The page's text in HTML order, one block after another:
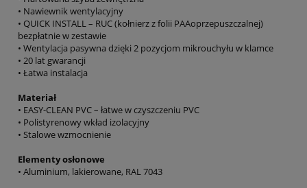
• Nawiewnik wentylacyjny
• QUICK INSTALL – RUC (kołnierz z folii PAAoprzepuszczalnej)
bezpłatnie w zestawie
• Wentylacja pasywna dzięki 2 pozycjom mikrouchyłu w klamce
• 20 lat gwarancji
• Łatwa instalacja
Materiał
• EASY-CLEAN PVC – łatwe w czyszczeniu PVC
• Polistyrenowy wkład izolacyjny
• Stalowe wzmocnienie
Elementy osłonowe
• Aluminium, lakierowane, RAL 7043